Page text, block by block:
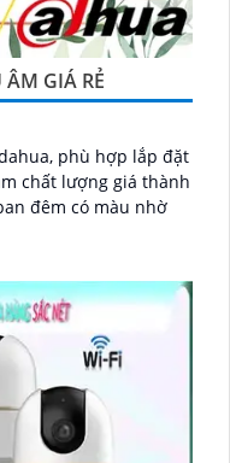
GIÁ RẺ
phù hợp lắp đặt
chất lượng giá thành
đêm có màu nhờ